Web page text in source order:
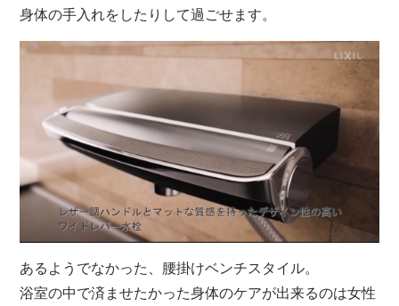
身体の手入れをしたりして過ごせます。
あるようでなかった、腰掛けベンチスタイル。
浴室の中で済ませたかった身体のケアが出来るのは女性